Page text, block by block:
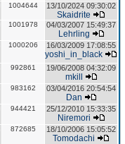
1004644 13/10/2024 09:30:02
Skaidrite
1001978 04/03/2007 15:49:37
Lehrling
1000206 16/03/2009 17:08:55
yoshi_in_black
992861 19/06/2008 04:32:09
mkill
983162 03/04/2016 20:54:54
Dan
944421 25/12/2010 15:33:35
Niremori
872685 18/10/2006 15:05:52
Tomodachi